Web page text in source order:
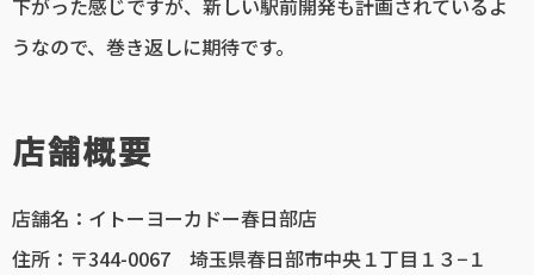
下がった感じですが、新しい駅前開発も計画されているよ
うなので、巻き返しに期待です。
店舗概要
店舗名：イトーヨーカドー春日部店
住所：〒344-0067 埼玉県春日部市中央１丁目１３−１